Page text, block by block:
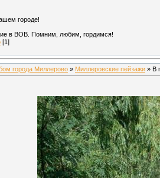
городе!
в ВОВ. Помним, любим, гордимся!
[1]
города Миллерово » Миллеровские пейзажи » В